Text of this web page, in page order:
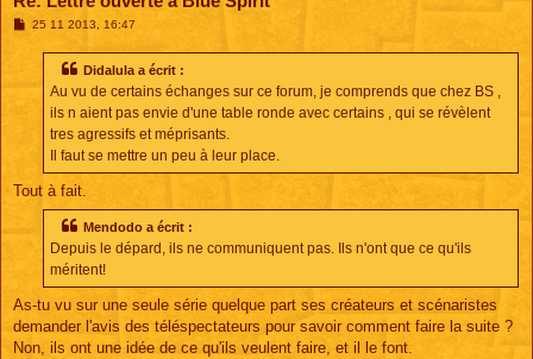
M25 11 2013, 16:47
Didalula a écrit :
Au vu de certains échanges sur ce forum, je comprends que chez BS ,
ils n aient pas envie d'une table ronde avec certains , qui se révèlent
tres agressifs et méprisants.
Il faut se mettre un peu à leur place.
Tout à fait.
Mendodo a écrit :
Depuis le dépard, ils ne communiquent pas. Ils n'ont que ce qu'ils
méritent!
As-tu vu sur une seule série quelque part ses créateurs et scénaristes
demander l'avis des téléspectateurs pour savoir comment faire la suite ?
Non, ils ont une idée de ce qu'ils veulent faire, et il le font.